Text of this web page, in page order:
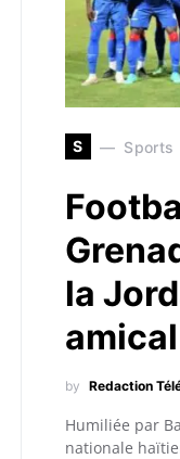
S Sports
la
amical
by Redaction
Humiliée par
nationale